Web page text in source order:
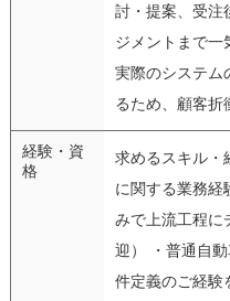
討・提案、受注
ジメントまで一
実際のシステム
るため、顧客折
経験・資
格
求めるスキル・
に関する業務経
みで上流工程に
迎） ・普通自
件定義のご経験